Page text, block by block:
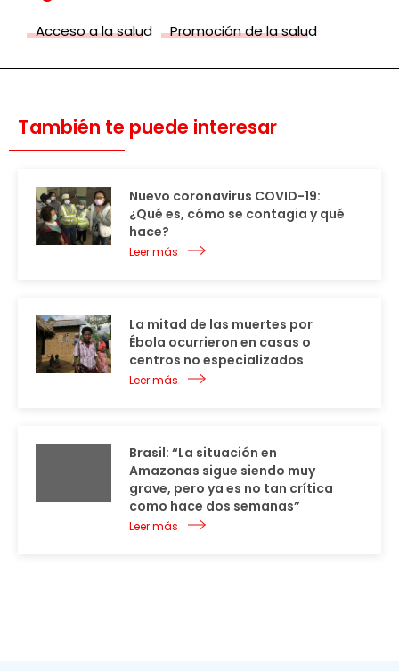
Acceso a la salud Promoción de la salud
También te puede interesar
Nuevo coronavirus COVID-19:
¿Qué es, cómo se contagia y qué
hace?
Leer más
La mitad de las muertes por
Ébola ocurrieron en casas o
centros no especializados
Leer más
Brasil: “La situación en
Amazonas sigue siendo muy
grave, pero ya es no tan crítica
como hace dos semanas”
Leer más